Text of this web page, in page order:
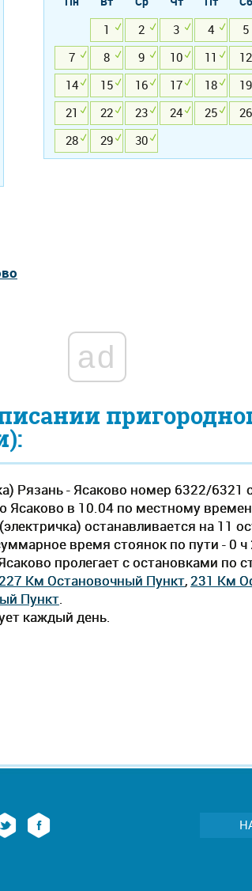
Рязань - Ясаково номер 6322/6321
Ясаково в 10.04 по местному
останавливается на 11
время стоянок по пути - 0
пролегает c остановками по
Км Остановочный Пункт,231 Км
Пункт.
каждый день.
1
2 3 4 5
7
8 9 10 11 12
14
15 16 17 18 19
21
22 23 24 25 26
28
29 30
ad